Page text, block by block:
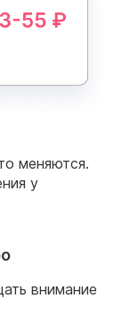
меняются.
у
внимание